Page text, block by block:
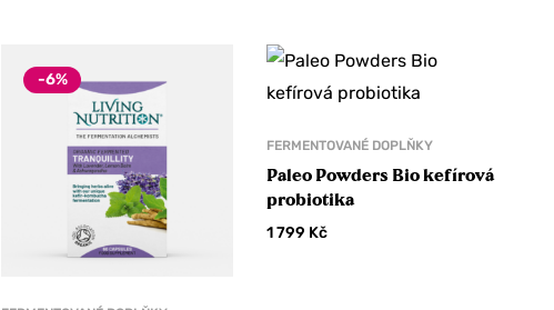
-6%
FERMENTOVANÉ DOPLŇKY
Paleo Powders Bio kefírová
probiotika
1 799 Kč